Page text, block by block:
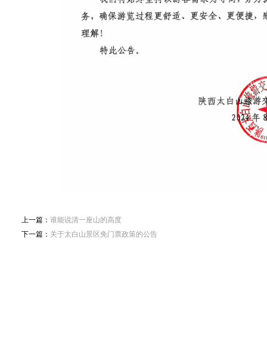
上一篇： 谁能说清一座山的高度
下一篇： ​关于太白山景区免门票政策的公告